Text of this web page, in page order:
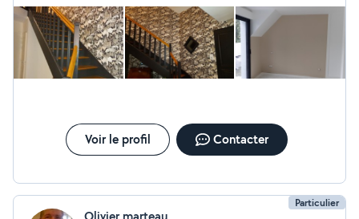
Voir le profil Contacter
Particulier